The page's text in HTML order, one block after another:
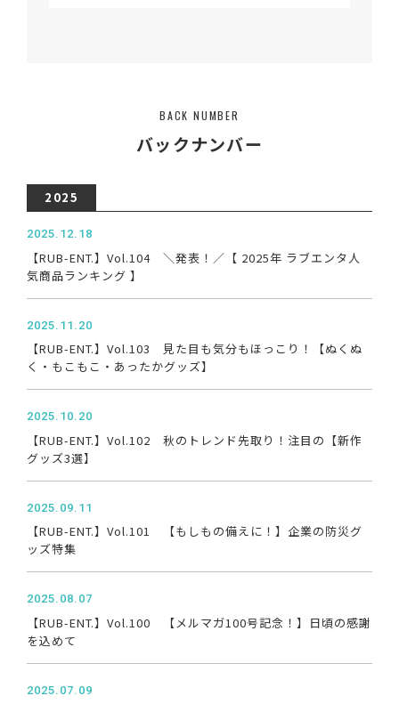
BACK NUMBER
バックナンバー
2025
2025.12.18
【RUB-ENT.】Vol.104 ＼発表！／【 2025年 ラブエンタ人
気商品ランキング 】
2025.11.20
【RUB-ENT.】Vol.103 見た目も気分もほっこり！【ぬくぬ
く・もこもこ・あったかグッズ】
2025.10.20
【RUB-ENT.】Vol.102 秋のトレンド先取り！注目の【新作
グッズ3選】
2025.09.11
【RUB-ENT.】Vol.101 【もしもの備えに！】企業の防災グ
ッズ特集
2025.08.07
【RUB-ENT.】Vol.100 【メルマガ100号記念！】日頃の感謝
を込めて
2025.07.09